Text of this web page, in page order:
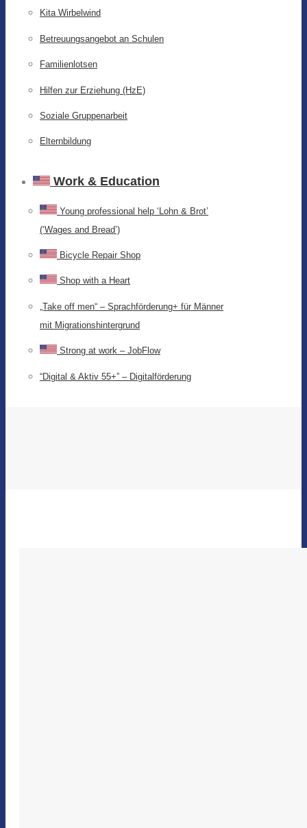
Kita Wirbelwind
Betreuungsangebot an Schulen
Familienlotsen
Hilfen zur Erziehung (HzE)
Soziale Gruppenarbeit
Elternbildung
Work & Education
Young professional help ‘Lohn & Brot’
(‘Wages and Bread’)
Bicycle Repair Shop
Shop with a Heart
„Take off men“ – Sprachförderung+ für Männer
mit Migrationshintergrund
Strong at work – JobFlow
“Digital & Aktiv 55+” – Digitalförderung